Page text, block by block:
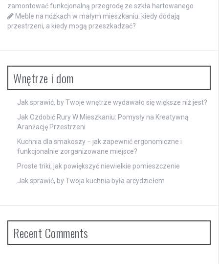
zamontować funkcjonalną przegrodę ze szkła hartowanego
Meble na nóżkach w małym mieszkaniu: kiedy dodają
przestrzeni, a kiedy mogą przeszkadzać?
Wnętrze i dom
Jak sprawić, by Twoje wnętrze wydawało się większe niż jest?
Jak Ozdobić Rury W Mieszkaniu: Pomysły na Kreatywną
Aranżację Przestrzeni
Kuchnia dla smakoszy − jak zapewnić ergonomiczne i
funkcjonalnie zorganizowane miejsce?
Proste triki, jak powiększyć niewielkie pomieszczenie
Jak sprawić, by Twoja kuchnia była arcydziełem
Recent Comments